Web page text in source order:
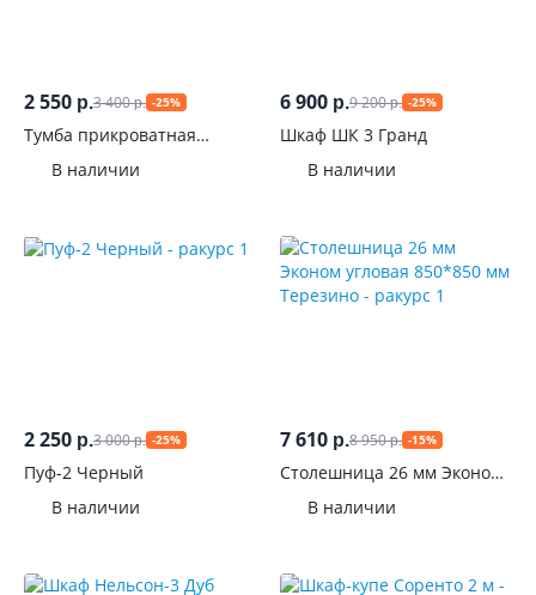
2 550 р.3 400р. -25%
Тумба прикроватная
В наличии
6 900 р.9 200р. -25%
Шкаф ШК 3 Гранд
В наличии
2 250 р.3 000р. -25%
Пуф-2 Черный
В наличии
7 610 р.8 950р. -15%
Столешница 26 мм Эконом
Терезино
В наличии